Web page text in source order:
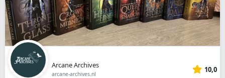
Arcane Archives
arcane-archives.nl 10,0